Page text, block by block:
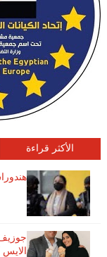
الأكثر قراءة
الايس